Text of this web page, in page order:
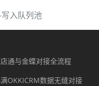
入队列池
通与金蝶对接全流程
OKKICRM数据无缝对接